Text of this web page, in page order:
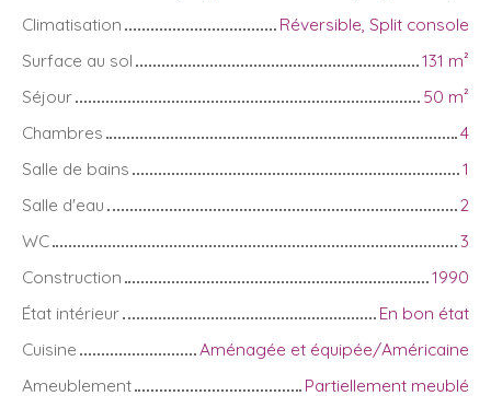
Climatisation
Réversible, Split console
Surface au sol
131 m²
Séjour
50 m²
Chambres
4
Salle de bains
1
Salle d'eau
2
WC
3
Construction
1990
État intérieur
En bon état
Cuisine
Aménagée et équipée/Américaine
Ameublement
Partiellement meublé